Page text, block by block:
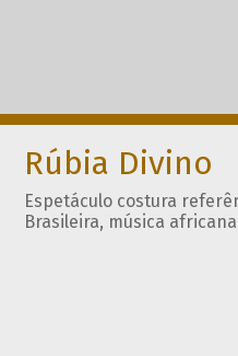
Rúbia Divino
Espetáculo costura
Brasileira, música